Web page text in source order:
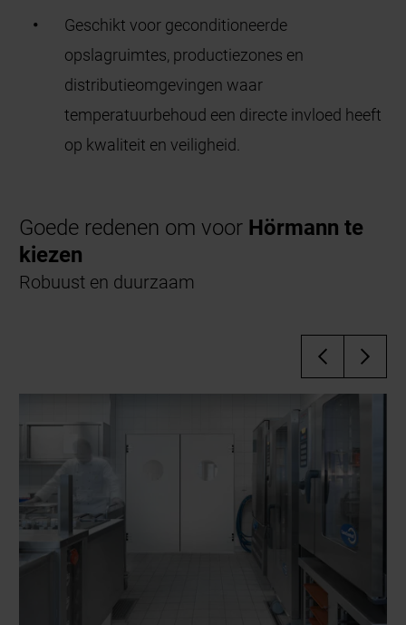
Geschikt voor geconditioneerde
opslagruimtes, productiezones en
distributieomgevingen waar
temperatuurbehoud een directe invloed heeft
op kwaliteit en veiligheid.
Goede redenen om voor Hörmann te
kiezen
Robuust en duurzaam